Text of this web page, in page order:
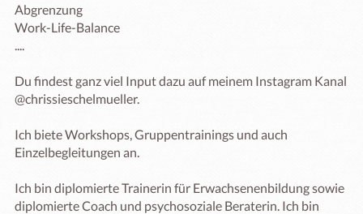
Abgrenzung
Work-Life-Balance
....
Du findest ganz viel Input dazu auf meinem Instagram Kanal
@chrissieschelmueller.
Ich biete Workshops, Gruppentrainings und auch
Einzelbegleitungen an.
Ich bin diplomierte Trainerin für Erwachsenenbildung sowie
diplomierte Coach und psychosoziale Beraterin. Ich bin